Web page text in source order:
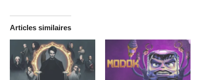
Articles similaires